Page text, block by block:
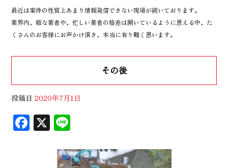
最近は案件の性質上あまり情報発信できない現場が続いております。
業界内、暇な業者や、忙しい業者の格差は開いているように思える中、た
くさんのお客様にお声かけ頂き、本当に有り難く思います。
その後
投稿日 2020年7月1日
F
ac
X
e